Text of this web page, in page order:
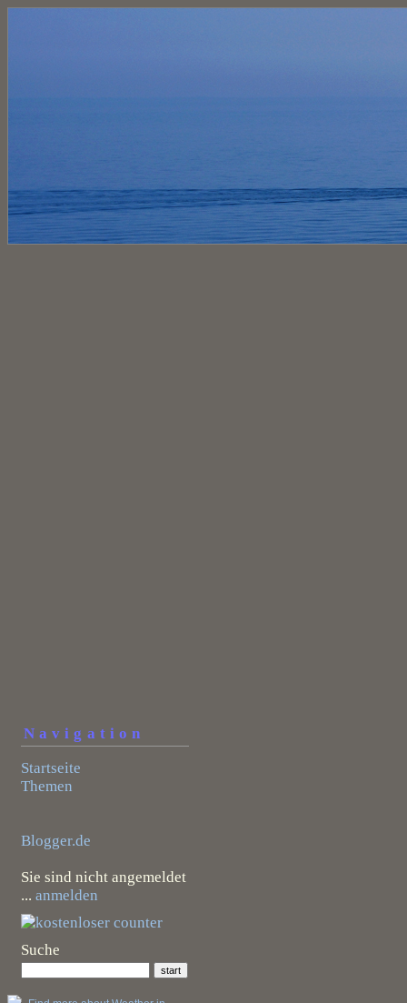
Navigation
Startseite
Themen
Blogger.de
Sie sind nicht angemeldet
... anmelden
Suche